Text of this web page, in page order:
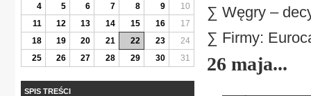
∑ Węgry –
∑ Firmy:
26 maja...
4
5 6 7 8 9
10
11
12 13 14 15 16
17
18
19 20 21 22 23
24
25
26 27 28 29 30 31
SPIS TREŚCI